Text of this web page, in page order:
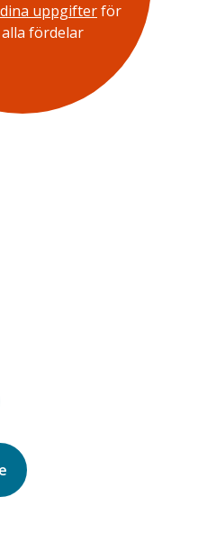
uppgifterför
fördelar